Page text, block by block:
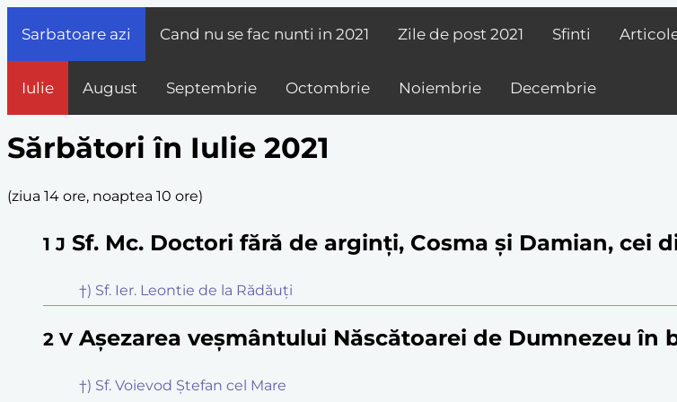
Sarbatoare azi Cand nu se fac nunti in 2021 Zile de post 2021 Sfinti
Iulie August Septembrie Octombrie Noiembrie Decembrie
Sărbători în Iulie 2021
(ziua 14 ore, noaptea 10 ore)
1 J Sf. Mc. Doctori fără de arginți, Cosma și Damian, cei
†) Sf. Ier. Leontie de la Rădăuți
2 V Așezarea veșmântului Născătoarei de Dumnezeu în
†) Sf. Voievod Ștefan cel Mare